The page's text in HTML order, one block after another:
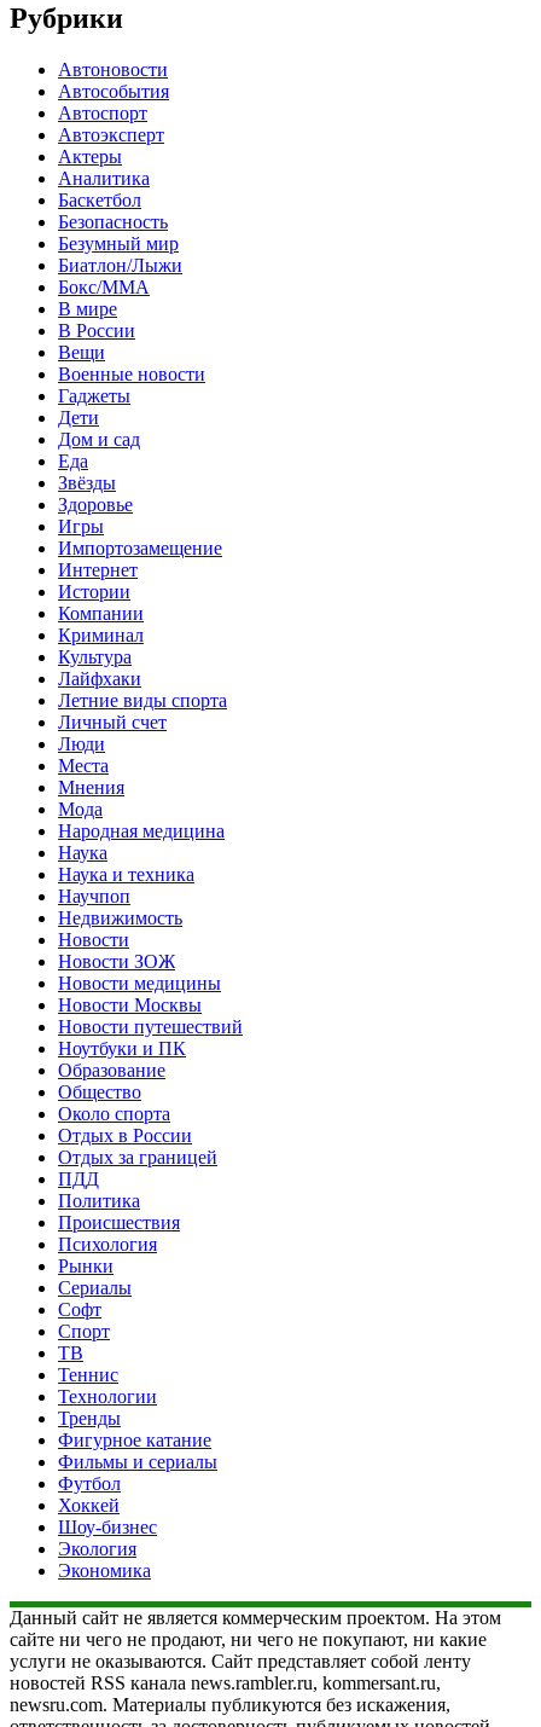
Рубрики
Автоновости
Автособытия
Автоспорт
Автоэксперт
Актеры
Аналитика
Баскетбол
Безопасность
Безумный мир
Биатлон/Лыжи
Бокс/MMA
В мире
В России
Вещи
Военные новости
Гаджеты
Дети
Дом и сад
Еда
Звёзды
Здоровье
Игры
Импортозамещение
Интернет
Истории
Компании
Криминал
Культура
Лайфхаки
Летние виды спорта
Личный счет
Люди
Места
Мнения
Мода
Народная медицина
Наука
Наука и техника
Научпоп
Недвижимость
Новости
Новости ЗОЖ
Новости медицины
Новости Москвы
Новости путешествий
Ноутбуки и ПК
Образование
Общество
Около спорта
Отдых в России
Отдых за границей
ПДД
Политика
Происшествия
Психология
Рынки
Сериалы
Софт
Спорт
ТВ
Теннис
Технологии
Тренды
Фигурное катание
Фильмы и сериалы
Футбол
Хоккей
Шоу-бизнес
Экология
Экономика
Данный сайт не является коммерческим проектом. На этом
сайте ни чего не продают, ни чего не покупают, ни какие
услуги не оказываются. Сайт представляет собой ленту
новостей RSS канала news.rambler.ru, kommersant.ru,
newsru.com. Материалы публикуются без искажения,